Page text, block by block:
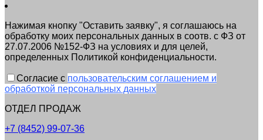
Нажимая кнопку "Оставить заявку", я соглашаюсь на
обработку моих персональных данных в соотв. с ФЗ от
27.07.2006 №152-ФЗ на условиях и для целей,
определенных Политикой конфиденциальности.
Согласие с пользовательским соглашением и
обработкой персональных данных
ОТДЕЛ ПРОДАЖ
+7 (8452) 99-07-36